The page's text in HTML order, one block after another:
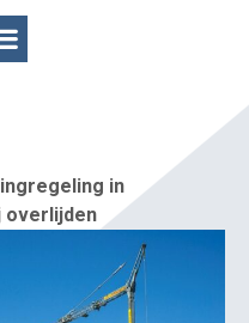
in
overlijden